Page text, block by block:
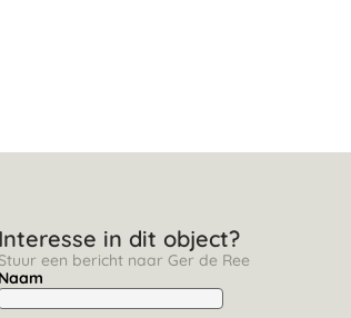
Interesse in dit object?
een bericht naar Ger de Ree
Naam